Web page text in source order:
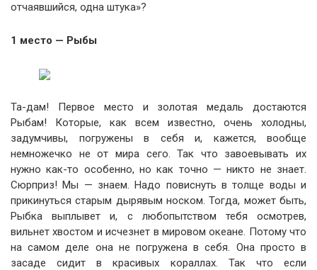
отчаявшийся, одна штука»?
1 место — Рыбы
Та-дам! Первое место и золотая медаль достаются
Рыбам! Которые, как всем известно, очень холодны,
задумчивы, погружены в себя и, кажется, вообще
немножечко не от мира сего. Так что завоевывать их
нужно как-то особенно, но как точно — никто не знает.
Сюрприз! Мы — знаем. Надо повиснуть в толще воды и
прикинуться старым дырявым носком. Тогда, может быть,
Рыбка выплывет и, с любопытством тебя осмотрев,
вильнет хвостом и исчезнет в мировом океане. Потому что
на самом деле она не погружена в себя. Она просто в
засаде сидит в красивых кораллах. Так что если